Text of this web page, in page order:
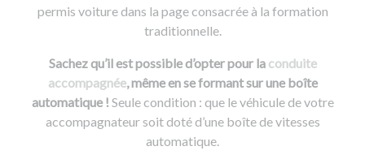
permis voiture dans la page consacrée à la formation
traditionnelle.
Sachez qu’il est possible d’opter pour la conduite
accompagnée, même en se formant sur une boîte
automatique !Seule condition : que le véhicule de votre
accompagnateur soit doté d’une boîte de vitesses
automatique.